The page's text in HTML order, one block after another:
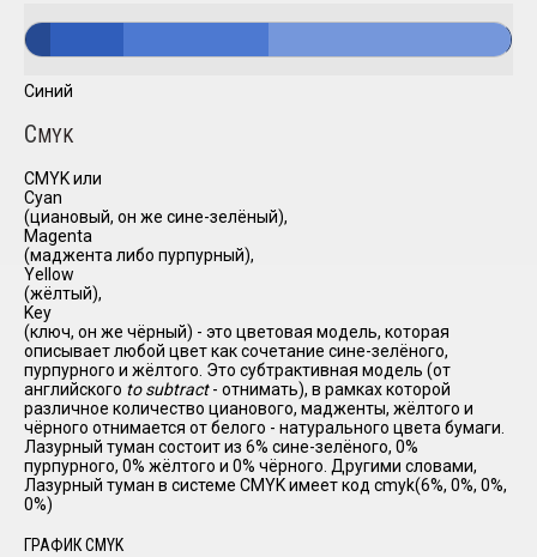
Синий
CMYK
CMYK или
Cyan
(циановый, он же сине-зелёный),
Magenta
(маджента либо пурпурный),
Yellow
(жёлтый),
Key
(ключ, он же чёрный) - это цветовая модель, которая
описывает любой цвет как сочетание сине-зелёного,
пурпурного и жёлтого. Это субтрактивная модель (от
английского to subtract- отнимать), в рамках которой
различное количество цианового, мадженты, жёлтого и
чёрного отнимается от белого - натурального цвета бумаги.
Лазурный туман состоит из 6% сине-зелёного, 0%
пурпурного, 0% жёлтого и 0% чёрного. Другими словами,
Лазурный туман в системе CMYK имеет код cmyk(6%, 0%, 0%,
0%)
ГРАФИК CMYK